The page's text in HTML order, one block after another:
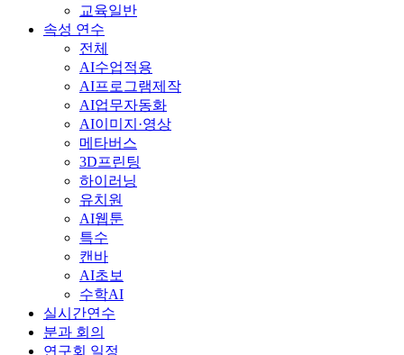
교육일반
속성 연수
전체
AI수업적용
AI프로그램제작
AI업무자동화
AI이미지·영상
메타버스
3D프린팅
하이러닝
유치원
AI웹툰
특수
캔바
AI초보
수학AI
실시간연수
분과 회의
연구회 일정